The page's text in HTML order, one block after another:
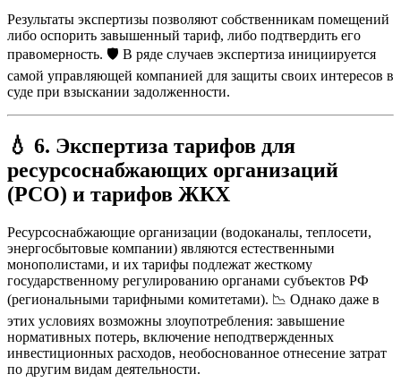
Результаты экспертизы позволяют собственникам помещений
либо оспорить завышенный тариф, либо подтвердить его
правомерность. 🛡️ В ряде случаев экспертиза инициируется
самой управляющей компанией для защиты своих интересов в
суде при взыскании задолженности.
💧 6. Экспертиза тарифов для
ресурсоснабжающих организаций
(РСО) и тарифов ЖКХ
Ресурсоснабжающие организации (водоканалы, теплосети,
энергосбытовые компании) являются естественными
монополистами, и их тарифы подлежат жесткому
государственному регулированию органами субъектов РФ
(региональными тарифными комитетами). 📉 Однако даже в
этих условиях возможны злоупотребления: завышение
нормативных потерь, включение неподтвержденных
инвестиционных расходов, необоснованное отнесение затрат
по другим видам деятельности.